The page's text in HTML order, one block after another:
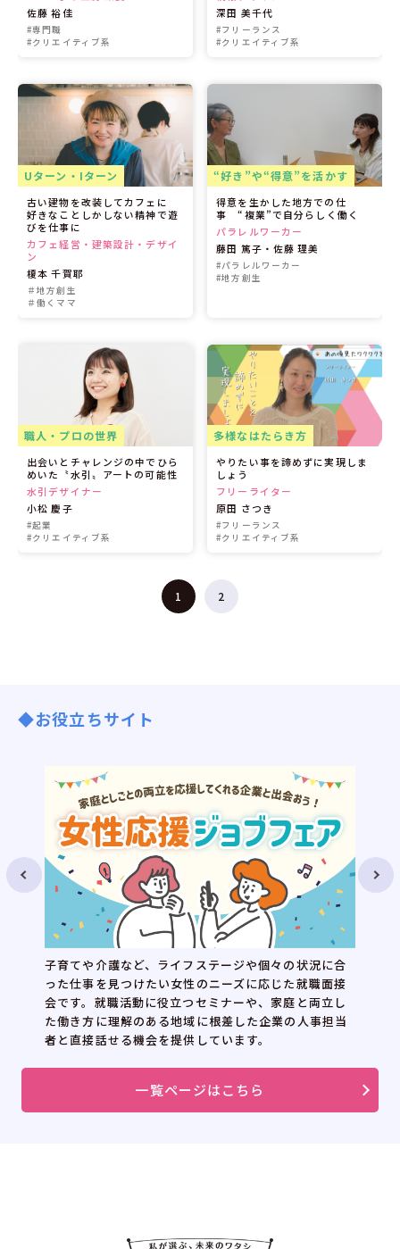
佐藤 裕佳
#専門職
#クリエイティブ系
深田 美千代
#フリーランス
#クリエイティブ系
Uターン・Iターン
古い建物を改装してカフェに
好きなことしかしない精神で遊
びを仕事に
カフェ経営・建築設計・デザイ
ン
榎本 千賀耶
＃地方創生
＃働くママ
“好き”や“得意”を活かす
得意を生かした地方での仕
事 “複業”で自分らしく働く
パラレルワーカー
藤田 篤子・佐藤 理美
#パラレルワーカー
#地方創生
職人・プロの世界
出会いとチャレンジの中でひら
めいた〝水引〟アートの可能性
水引デザイナー
小松 慶子
#起業
#クリエイティブ系
多様なはたらき方
やりたい事を諦めずに実現しま
しょう
フリーライター
原田 さつき
#フリーランス
#クリエイティブ系
1 2
◆お役立ちサイト
、ライフステージや個々の状況に合
たい女性のニーズに応じた就職面接
に役立つセミナーや、家庭と両立し
ある地域に根差した企業の人事担当
会を提供しています。
出産・育児等により
い働き方を考えたい
の講座とお仕事体験
ラムです。
一覧ページはこちら